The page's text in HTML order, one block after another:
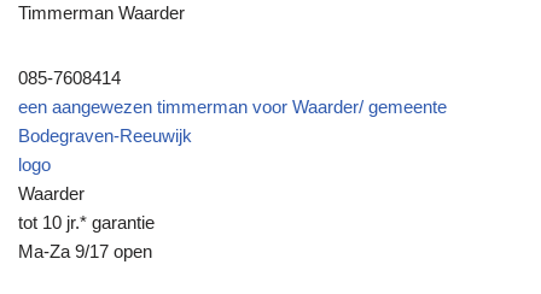
Timmerman Waarder
085-7608414
een aangewezen timmerman voor Waarder/ gemeente
Bodegraven-Reeuwijk
logo
Waarder
tot 10 jr.* garantie
Ma-Za 9/17 open